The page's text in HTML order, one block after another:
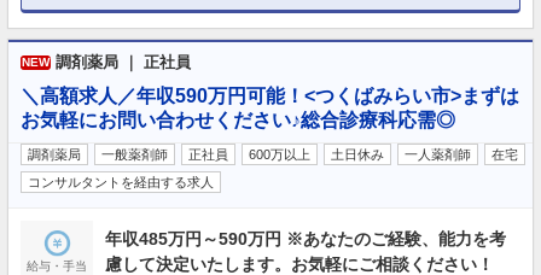
NEW 調剤薬局 ｜ 正社員
＼高額求人／年収590万円可能！<つくばみらい市>まずは
お気軽にお問い合わせください♪総合診療科応需◎
調剤薬局 一般薬剤師 正社員 600万以上 土日休み 一人薬剤師
在宅
コンサルタントを経由する求人
給与・手当
年収485万円～590万円 ※あなたのご経験、能力を考
慮して決定いたします。お気軽にご相談ください！